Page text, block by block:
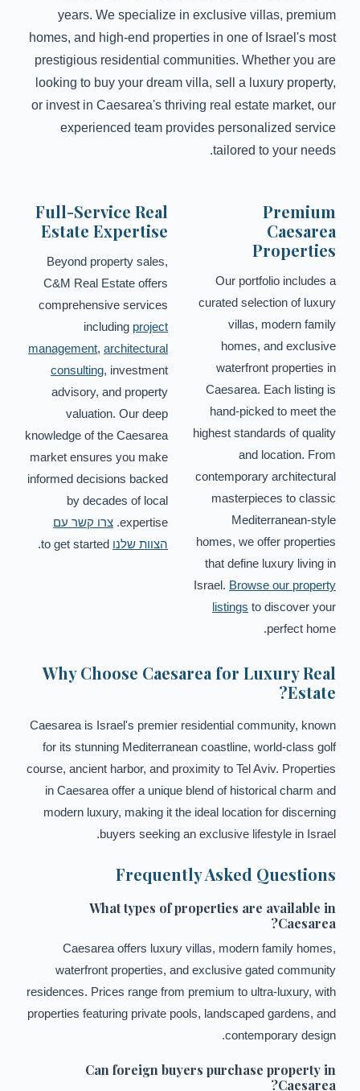
years. We specialize in exclusive villas, premium
homes, and high-end properties in one of Israel's most
prestigious residential communities. Whether you are
looking to buy your dream villa, sell a luxury property,
or invest in Caesarea's thriving real estate market, our
experienced team provides personalized service
tailored to your needs.
Premium
Caesarea
Properties
Our portfolio includes a
curated selection of luxury
villas, modern family
homes, and exclusive
waterfront properties in
Caesarea. Each listing is
hand-picked to meet the
highest standards of quality
and location. From
contemporary architectural
masterpieces to classic
Mediterranean-style
homes, we offer properties
that define luxury living in
Israel. Browse our property
listings to discover your
perfect home.
Full-Service Real
Estate Expertise
Beyond property sales,
C&M Real Estate offers
comprehensive services
including project
management, architectural
consulting, investment
advisory, and property
valuation. Our deep
knowledge of the Caesarea
market ensures you make
informed decisions backed
by decades of local
expertise. צרו קשר עם
הצוות שלנו
Why Choose Caesarea for Luxury Real
Estate?
Caesarea is Israel's premier residential community, known
for its stunning Mediterranean coastline, world-class golf
course, ancient harbor, and proximity to Tel Aviv. Properties
in Caesarea offer a unique blend of historical charm and
modern luxury, making it the ideal location for discerning
buyers seeking an exclusive lifestyle in Israel.
Frequently Asked Questions
What types of properties are available in
Caesarea?
Caesarea offers luxury villas, modern family homes,
waterfront properties, and exclusive gated community
residences. Prices range from premium to ultra-luxury, with
properties featuring private pools, landscaped gardens, and
contemporary design.
Can foreign buyers purchase property in
Caesarea?